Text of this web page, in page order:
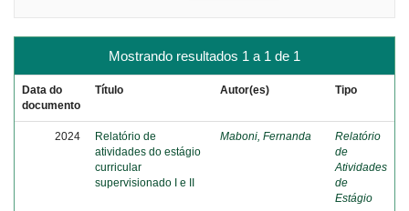
Mostrando resultados 1 a 1 de 1
Data do
documento
Título Autor(es) Tipo
2024
Relatório de
atividades do estágio
curricular
supervisionado I e II
Maboni, Fernanda
Relatório
de
Atividades
de
Estágio